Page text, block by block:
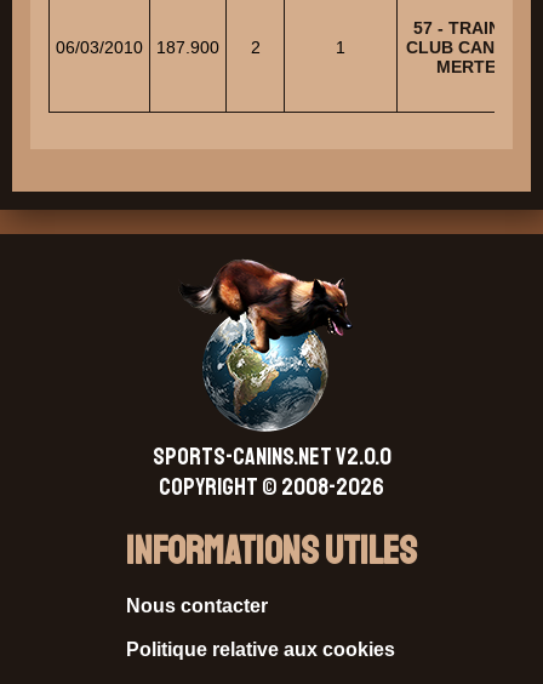
06/03/2010 187.900 2 1
57 - TRAINING
CLUB CANIN DE
MERTEN
SPORTS-CANINS.NET V2.0.0
Copyright © 2008-2026
Informations Utiles
Nous contacter
Politique relative aux cookies